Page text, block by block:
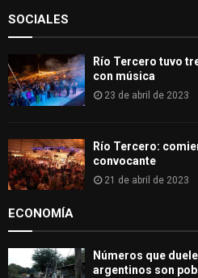
SOCIALES
Río Tercero tuvo
con música
23 de abril de 2023
Río Tercero:
convocante
21 de abril de 2023
ECONOMÍA
Números que
argentinos son